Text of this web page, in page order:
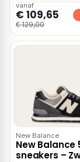
vanaf
€ 109,65
€ 129,00
New Balance
New Balance
sneakers –